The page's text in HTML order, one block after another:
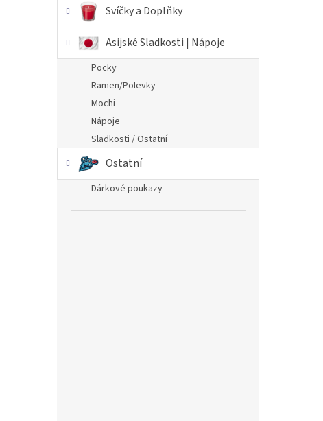
Svíčky a Doplňky
Asijské Sladkosti | Nápoje
Pocky
Ramen/Polevky
Mochi
Nápoje
Sladkosti / Ostatní
Ostatní
Dárkové poukazy